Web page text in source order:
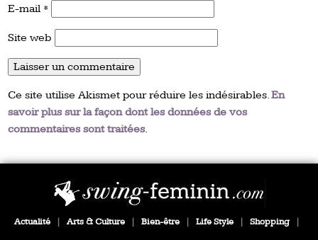
E-mail *
Site web
Ce site utilise Akismet pour réduire les indésirables.En
savoir plus sur la façon dont les données de vos
commentaires sont traitées.
Actualité Arts & Culture Bien-être Life Style Shopping